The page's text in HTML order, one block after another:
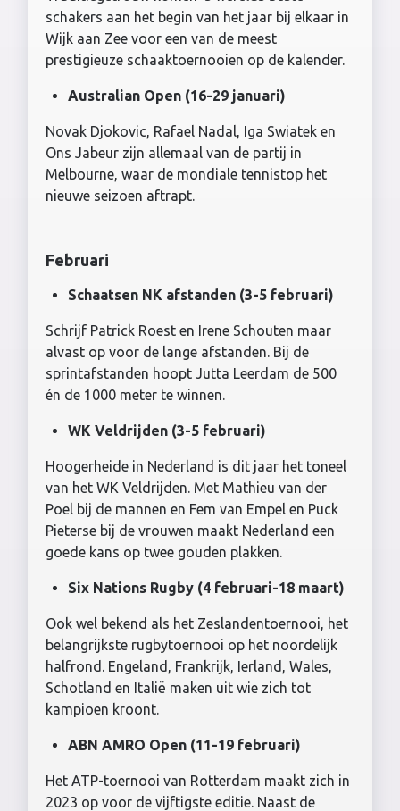
schakers aan het begin van het jaar bij elkaar in
Wijk aan Zee voor een van de meest
prestigieuze schaaktoernooien op de kalender.
Australian Open (16-29 januari)
Novak Djokovic, Rafael Nadal, Iga Swiatek en
Ons Jabeur zijn allemaal van de partij in
Melbourne, waar de mondiale tennistop het
nieuwe seizoen aftrapt.
Februari
Schaatsen NK afstanden (3-5 februari)
Schrijf Patrick Roest en Irene Schouten maar
alvast op voor de lange afstanden. Bij de
sprintafstanden hoopt Jutta Leerdam de 500
én de 1000 meter te winnen.
WK Veldrijden (3-5 februari)
Hoogerheide in Nederland is dit jaar het toneel
van het WK Veldrijden. Met Mathieu van der
Poel bij de mannen en Fem van Empel en Puck
Pieterse bij de vrouwen maakt Nederland een
goede kans op twee gouden plakken.
Six Nations Rugby (4 februari-18 maart)
Ook wel bekend als het Zeslandentoernooi, het
belangrijkste rugbytoernooi op het noordelijk
halfrond. Engeland, Frankrijk, Ierland, Wales,
Schotland en Italië maken uit wie zich tot
kampioen kroont.
ABN AMRO Open (11-19 februari)
Het ATP-toernooi van Rotterdam maakt zich in
2023 op voor de vijftigste editie. Naast de